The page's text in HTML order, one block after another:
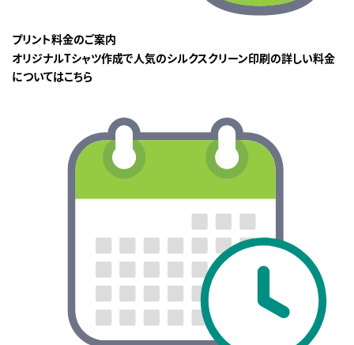
プリント料金のご案内
オリジナルTシャツ作成で人気のシルクスクリーン印刷の詳しい料金
についてはこちら